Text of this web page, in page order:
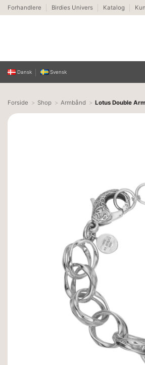
Fortsæt
til
Forhandlere Birdies Univers Katalog
Dansk Svensk
Forside Shop Armbånd Lotus Double